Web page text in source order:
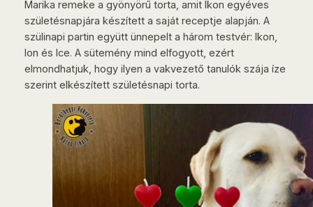
Marika remeke a gyönyörű torta, amit Ikon egyéves
születésnapjára készített a saját receptje alapján. A
szülinapi partin együtt ünnepelt a három testvér: Ikon,
Ion és Ice. A sütemény mind elfogyott, ezért
elmondhatjuk, hogy ilyen a vakvezető tanulók szája íze
szerint elkészített születésnapi torta.